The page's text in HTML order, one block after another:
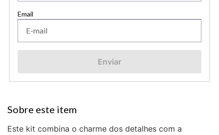
Enviar
Este kit combina o charme dos detalhes com a